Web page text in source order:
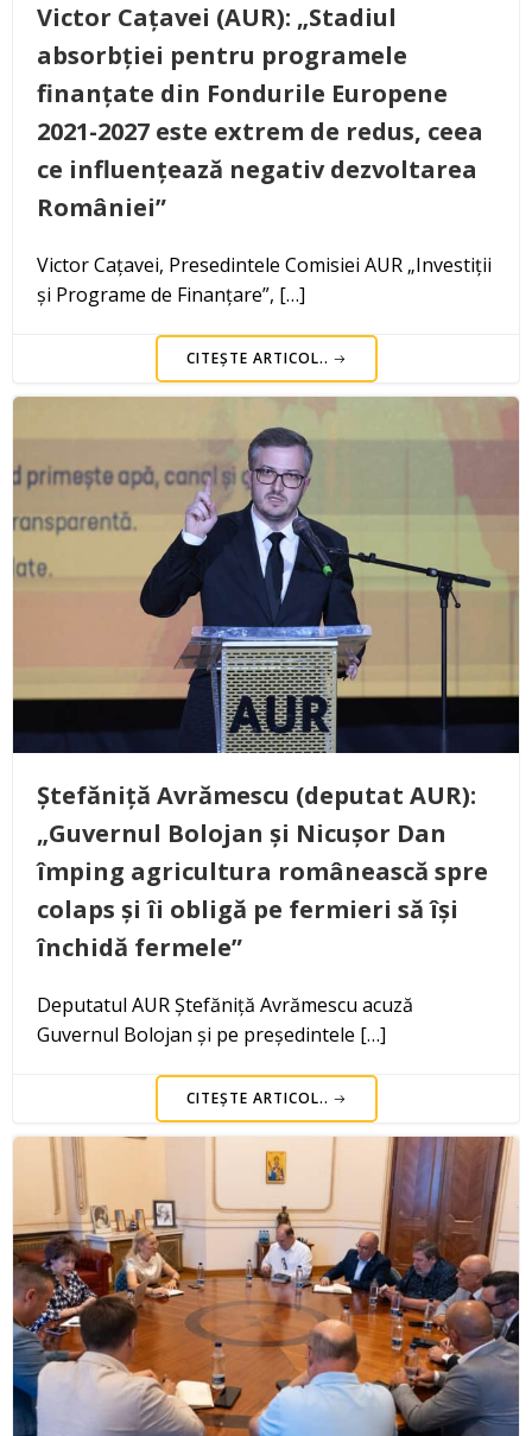
Victor Cațavei (AUR): „Stadiul
absorbției pentru programele
finanțate din Fondurile Europene
2021-2027 este extrem de redus, ceea
ce influențează negativ dezvoltarea
României”
Victor Cațavei, Presedintele Comisiei AUR „Investiții
și Programe de Finanțare”, […]
CITEȘTE ARTICOL..
Ștefăniță Avrămescu (deputat AUR):
„Guvernul Bolojan și Nicușor Dan
împing agricultura românească spre
colaps și îi obligă pe fermieri să își
închidă fermele”
Deputatul AUR Ștefăniță Avrămescu acuză
Guvernul Bolojan și pe președintele […]
CITEȘTE ARTICOL..